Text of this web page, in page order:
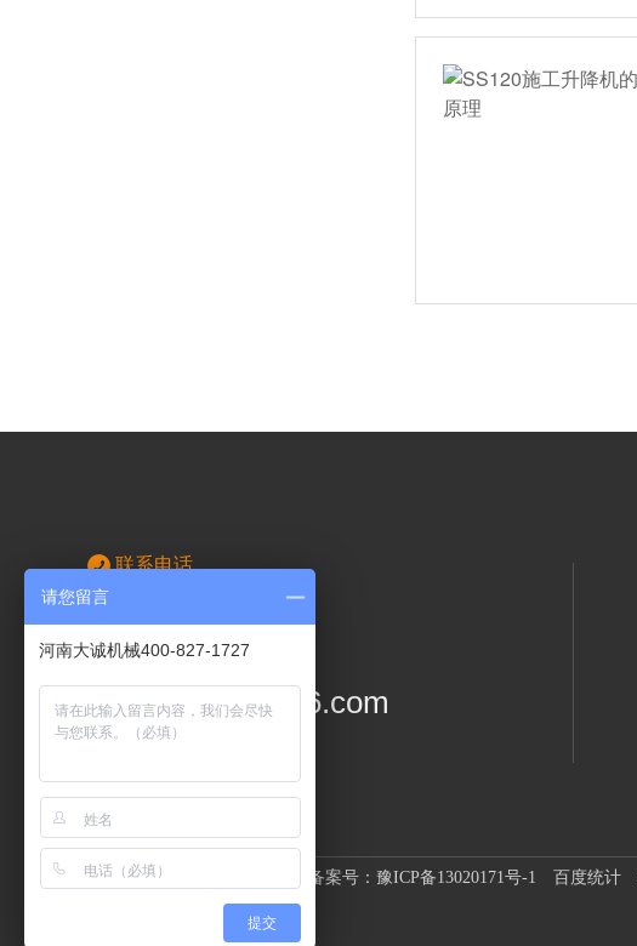
联系电话
400-8271727
hndacheng@126.com
河南大诚机械制造有限公司 备案号： 豫ICP备13020171号-1 百度统计
请您留言
河南大诚机械400-827-1727
提交